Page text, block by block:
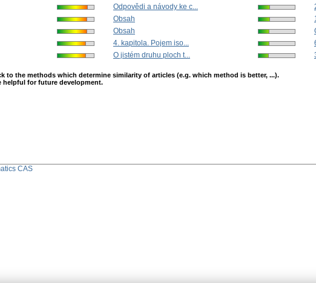
Odpovědi a návody ke c...
Obsah
Obsah
4. kapitola. Pojem iso...
O jistém druhu ploch t...
to the methods which determine similarity of articles (e.g. which method is better, ...).
helpful for future development.
CAS